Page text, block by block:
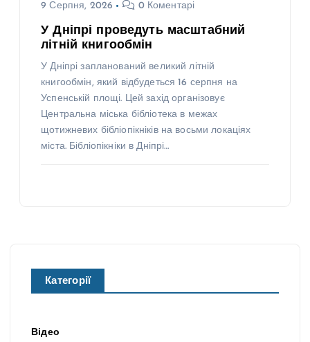
9 Серпня, 2026 0 Коментарі
У Дніпрі проведуть масштабний
літній книгообмін
У Дніпрі запланований великий літній
книгообмін, який відбудеться 16 серпня на
Успенській площі. Цей захід організовує
Центральна міська бібліотека в межах
щотижневих бібліопікніків на восьми локаціях
міста. Бібліопікніки в Дніпрі…
Категорії
Відео